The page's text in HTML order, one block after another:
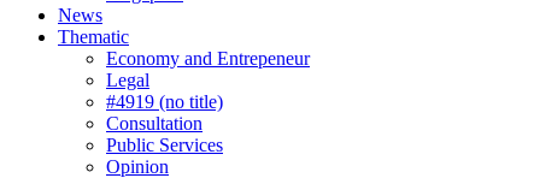
News
Thematic
Economy and Entrepeneur
Legal
#4919 (no title)
Consultation
Public Services
Opinion